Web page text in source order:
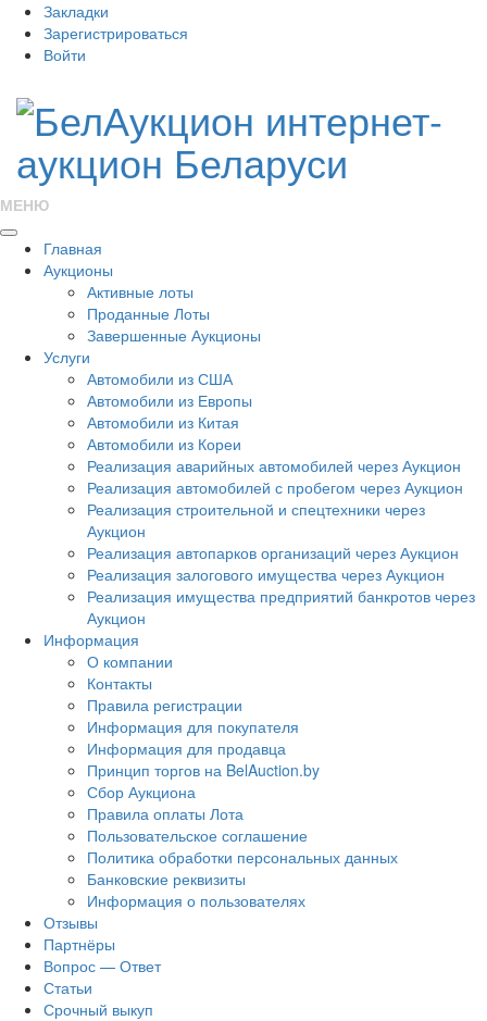
Закладки
Зарегистрироваться
Войти
МЕНЮ
Главная
Аукционы
Активные лоты
Проданные Лоты
Завершенные Аукционы
Услуги
Автомобили из США
Автомобили из Европы
Автомобили из Китая
Автомобили из Кореи
Реализация аварийных автомобилей через Аукцион
Реализация автомобилей с пробегом через Аукцион
Реализация строительной и спецтехники через
Аукцион
Реализация автопарков организаций через Аукцион
Реализация залогового имущества через Аукцион
Реализация имущества предприятий банкротов через
Аукцион
Информация
О компании
Контакты
Правила регистрации
Информация для покупателя
Информация для продавца
Принцип торгов на BelAuction.by
Сбор Аукциона
Правила оплаты Лота
Пользовательское соглашение
Политика обработки персональных данных
Банковские реквизиты
Информация о пользователях
Отзывы
Партнёры
Вопрос — Ответ
Статьи
Срочный выкуп